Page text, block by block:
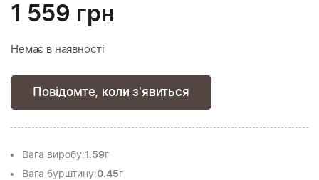
1 559 грн
Немає в наявності
Повідомте, коли з'явиться
Вага виробу:1.59г
Вага бурштину:0.45г